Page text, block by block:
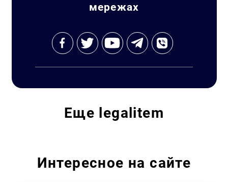
Искать:
мережах
Еще legalitem
Интересное на сайте